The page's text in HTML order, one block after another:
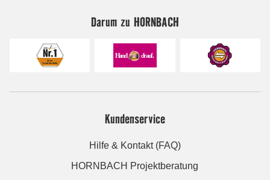
Darum zu HORNBACH
Kundenservice
Hilfe & Kontakt (FAQ)
HORNBACH Projektberatung